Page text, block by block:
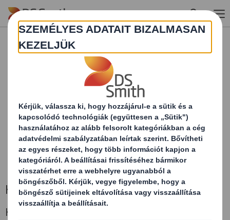
Skip to main content
TARTALOM BLOKKOLVA
A térkép megtekintéséhez engedélyeznie kell a
„funkcionális” sütiket.
BEÁLLÍTÁSAIM MÓDOSÍTÁSA
AZ OLDAL ÚJRATÖLTÉSE
Kapcsolat
Kérjük, válassza ki, hogy vállalatunk melyik